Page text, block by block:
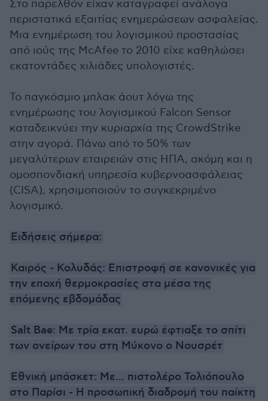
Στο παρελθόν είχαν καταγραφεί ανάλογα
περιστατικά εξαιτίας ενημερώσεων ασφαλείας.
Μια ενημέρωση του λογισμικού προστασίας
από ιούς της McAfee το 2010 είχε καθηλώσει
εκατοντάδες χιλιάδες υπολογιστές.
Το παγκόσμιο μπλακ άουτ λόγω της
ενημέρωσης του λογισμικού Falcon Sensor
καταδεικνύει την κυριαρχία της CrowdStrike
στην αγορά. Πάνω από το 50% των
μεγαλύτερων εταιρειών στις ΗΠΑ, ακόμη και η
ομοσπονδιακή υπηρεσία κυβερνοασφάλειας
(CISA), χρησιμοποιούν το συγκεκριμένο
λογισμικό.
Ειδήσεις σήμερα:
Καιρός - Κολυδάς: Επιστροφή σε κανονικές για
την εποχή θερμοκρασίες στα μέσα της
επόμενης εβδομάδας
Salt Bae: Με τρία εκατ. ευρώ έφτιαξε το σπίτι
των ονείρων του στη Μύκονο ο Νουσρέτ
Εθνική μπάσκετ: Με... πιστολέρο Τολιόπουλο
στο Παρίσι - Η προσωπική διαδρομή του παίκτη